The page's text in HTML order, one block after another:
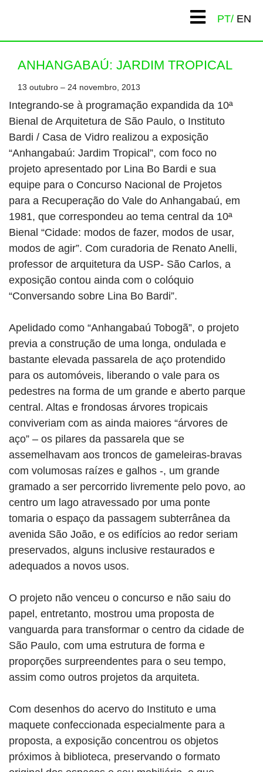
PT EN
ANHANGABAÚ: JARDIM TROPICAL
13 outubro – 24 novembro, 2013
Integrando-se à programação expandida da 10ª
Bienal de Arquitetura de São Paulo, o Instituto
Bardi / Casa de Vidro realizou a exposição
“Anhangabaú: Jardim Tropical”, com foco no
projeto apresentado por Lina Bo Bardi e sua
equipe para o Concurso Nacional de Projetos
para a Recuperação do Vale do Anhangabaú, em
1981, que correspondeu ao tema central da 10ª
Bienal “Cidade: modos de fazer, modos de usar,
modos de agir”. Com curadoria de Renato Anelli,
professor de arquitetura da USP- São Carlos, a
exposição contou ainda com o colóquio
“Conversando sobre Lina Bo Bardi”.
Apelidado como “Anhangabaú Tobogã”, o projeto
previa a construção de uma longa, ondulada e
bastante elevada passarela de aço protendido
para os automóveis, liberando o vale para os
pedestres na forma de um grande e aberto parque
central. Altas e frondosas árvores tropicais
conviveriam com as ainda maiores “árvores de
aço” – os pilares da passarela que se
assemelhavam aos troncos de gameleiras-bravas
com volumosas raízes e galhos -, um grande
gramado a ser percorrido livremente pelo povo, ao
centro um lago atravessado por uma ponte
tomaria o espaço da passagem subterrânea da
avenida São João, e os edifícios ao redor seriam
preservados, alguns inclusive restaurados e
adequados a novos usos.
O projeto não venceu o concurso e não saiu do
papel, entretanto, mostrou uma proposta de
vanguarda para transformar o centro da cidade de
São Paulo, com uma estrutura de forma e
proporções surpreendentes para o seu tempo,
assim como outros projetos da arquiteta.
Com desenhos do acervo do Instituto e uma
maquete confeccionada especialmente para a
proposta, a exposição concentrou os objetos
próximos à biblioteca, preservando o formato